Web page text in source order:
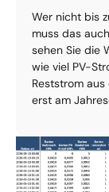
Wer nicht bis
muss das
sehen Sie die
wie viel PV-
Reststrom
erst am